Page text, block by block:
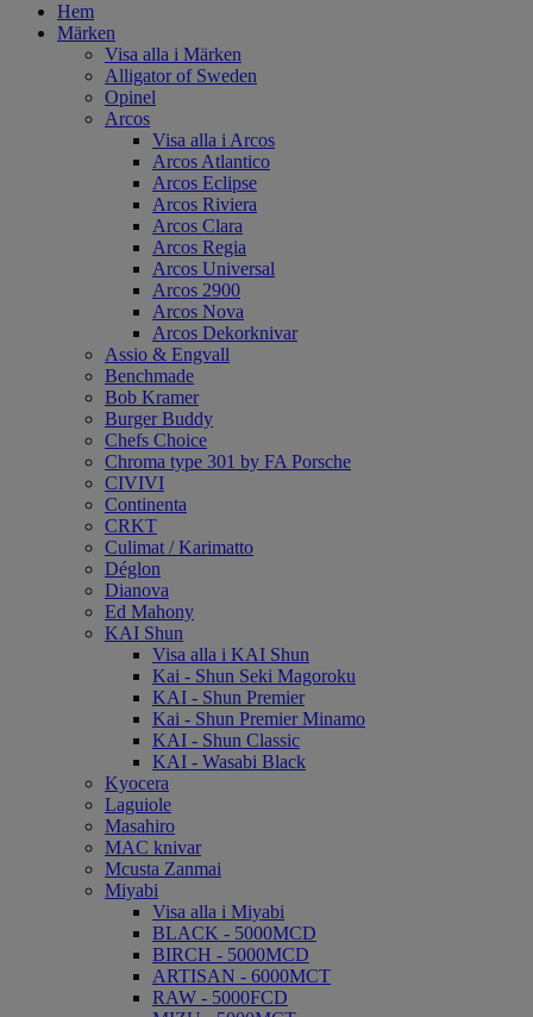
Hem
Märken
Visa alla i Märken
Alligator of Sweden
Opinel
Arcos
Visa alla i Arcos
Arcos Atlantico
Arcos Eclipse
Arcos Riviera
Arcos Clara
Arcos Regia
Arcos Universal
Arcos 2900
Arcos Nova
Arcos Dekorknivar
Assio & Engvall
Benchmade
Bob Kramer
Burger Buddy
Chefs Choice
Chroma type 301 by FA Porsche
CIVIVI
Continenta
CRKT
Culimat / Karimatto
Déglon
Dianova
Ed Mahony
KAI Shun
Visa alla i KAI Shun
Kai - Shun Seki Magoroku
KAI - Shun Premier
Kai - Shun Premier Minamo
KAI - Shun Classic
KAI - Wasabi Black
Kyocera
Laguiole
Masahiro
MAC knivar
Mcusta Zanmai
Miyabi
Visa alla i Miyabi
BLACK - 5000MCD
BIRCH - 5000MCD
ARTISAN - 6000MCT
RAW - 5000FCD